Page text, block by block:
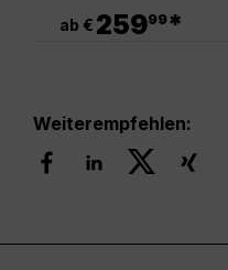
ab € 25999*
Weiterempfehlen: